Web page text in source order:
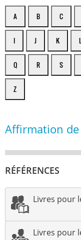
A B C
I J K L
Q R S
Z
Affirmation de
RÉFÉRENCES
Livres pour
Livres pour